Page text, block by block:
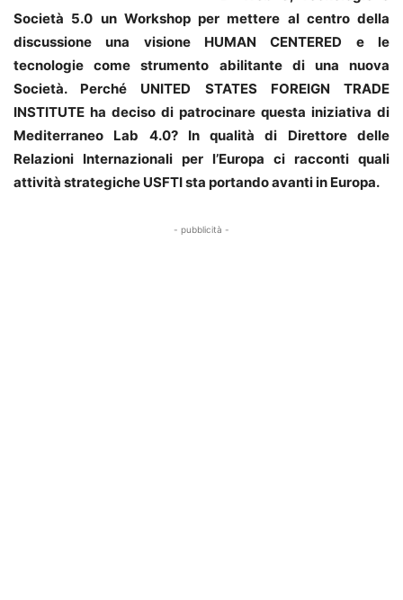
Società 5.0 un Workshop per mettere al centro della
discussione una visione HUMAN CENTERED e le
tecnologie come strumento abilitante di una nuova
Società. Perché UNITED STATES FOREIGN TRADE
INSTITUTE ha deciso di patrocinare questa iniziativa di
Mediterraneo Lab 4.0? In qualità di Direttore delle
Relazioni Internazionali per l’Europa ci racconti quali
attività strategiche USFTI sta portando avanti in Europa.
- pubblicità -